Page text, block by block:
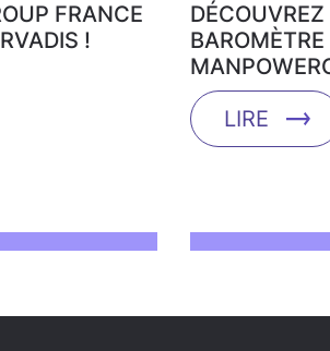
FRANCE
!
DÉCOUVREZ
LIRE